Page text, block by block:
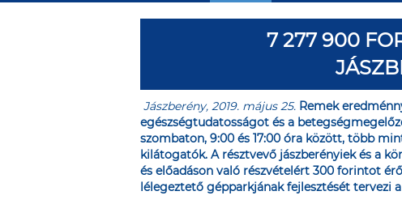
7 277 900
Jászberény, 2019. május 25. Remek
egészségtudatosságot és a
szombaton, 9:00 és 17:00 óra között, több
kilátogatók. A résztvevő jászberényiek és a
és előadáson való részvételért 300 forintot
lélegeztető gépparkjának fejlesztését tervezi